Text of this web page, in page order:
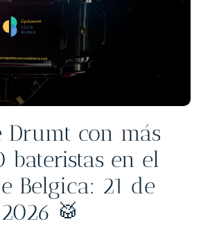
Drumt con más
bateristas en el
Belgica: 21 de
🥁